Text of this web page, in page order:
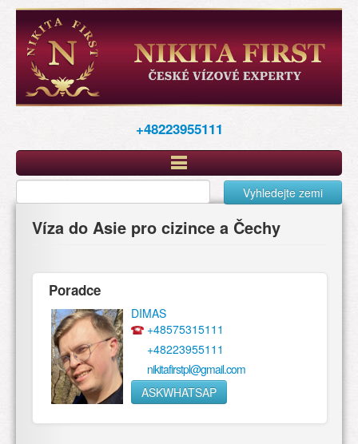
Перейти
основному
содержанию
+48223955111
Vyhledejte zemi
Víza do Asie pro cizince a Čechy
Poradce
DIMAS
+48575315111
+48223955111
nikitafirstpl@gmail.com
ASKWHATSAP